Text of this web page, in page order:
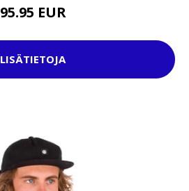
95.95 EUR
LISÄTIETOJA